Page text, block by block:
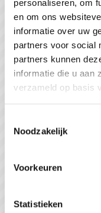
personaliseren, om
en om ons
informatie over uw
partners voor social
partners kunnen
informatie die u aan
verzameld op basis
Noodzakelijk
Voorkeuren
Statistieken